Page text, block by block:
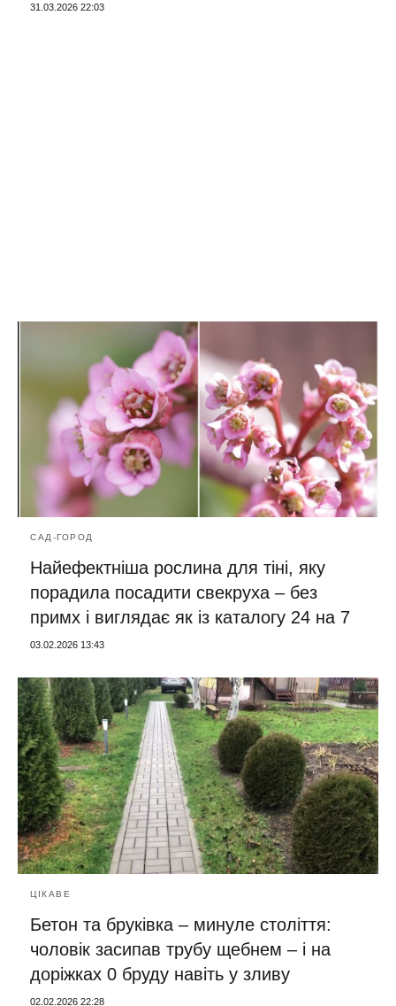
31.03.2026 22:03
САД-ГОРОД
Найефектніша рослина для тіні, яку
порадила посадити свекруха – без
примх і виглядає як із каталогу 24 на 7
03.02.2026 13:43
ЦІКАВЕ
Бетон та бруківка – минуле століття:
чоловік засипав трубу щебнем – і на
доріжках 0 бруду навіть у зливу
02.02.2026 22:28